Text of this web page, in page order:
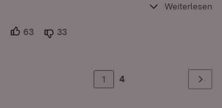
Weiterlesen
63 Unterstützer.
33
1 4 Weiter